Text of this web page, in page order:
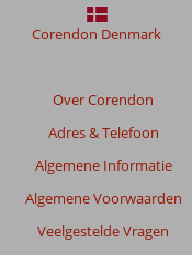
Over Corendon
Adres & Telefoon
Algemene Informatie
Algemene Voorwaarden
Veelgestelde Vragen
Corendon Denmark